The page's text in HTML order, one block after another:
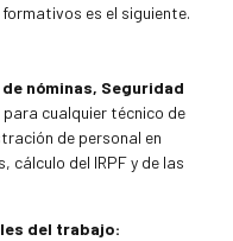
es el siguiente.
nóminas, Seguridad
cualquier técnico de
de personal en
cálculo del IRPF y de las
del trabajo: